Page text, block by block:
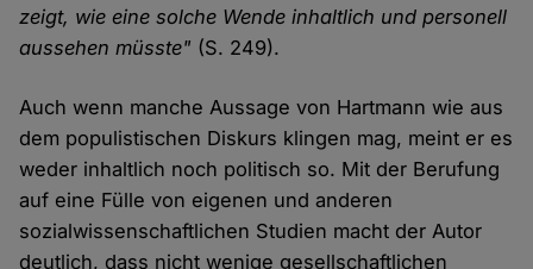
zeigt, wie eine solche Wende inhaltlich und personell
aussehen müsste" (S. 249).
Auch wenn manche Aussage von Hartmann wie aus
dem populistischen Diskurs klingen mag, meint er es
weder inhaltlich noch politisch so. Mit der Berufung
auf eine Fülle von eigenen und anderen
sozialwissenschaftlichen Studien macht der Autor
deutlich, dass nicht wenige gesellschaftlichen